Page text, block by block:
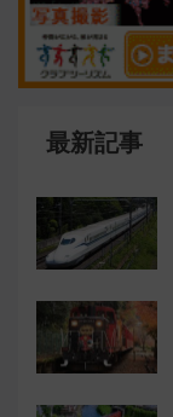
最新記事